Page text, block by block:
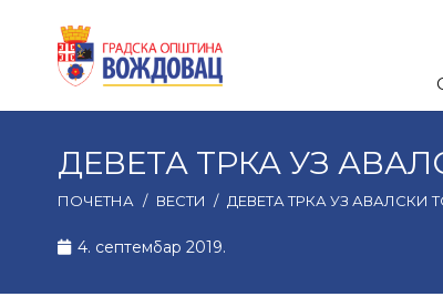
ДЕВЕТА ТРКА УЗ
ПОЧЕТНА / ВЕСТИ / ДЕВЕТА ТРКА УЗ АВАЛСКИ
4. септембар 2019.